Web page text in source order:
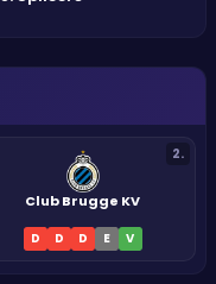
2.
Club Brugge KV
D D D E V